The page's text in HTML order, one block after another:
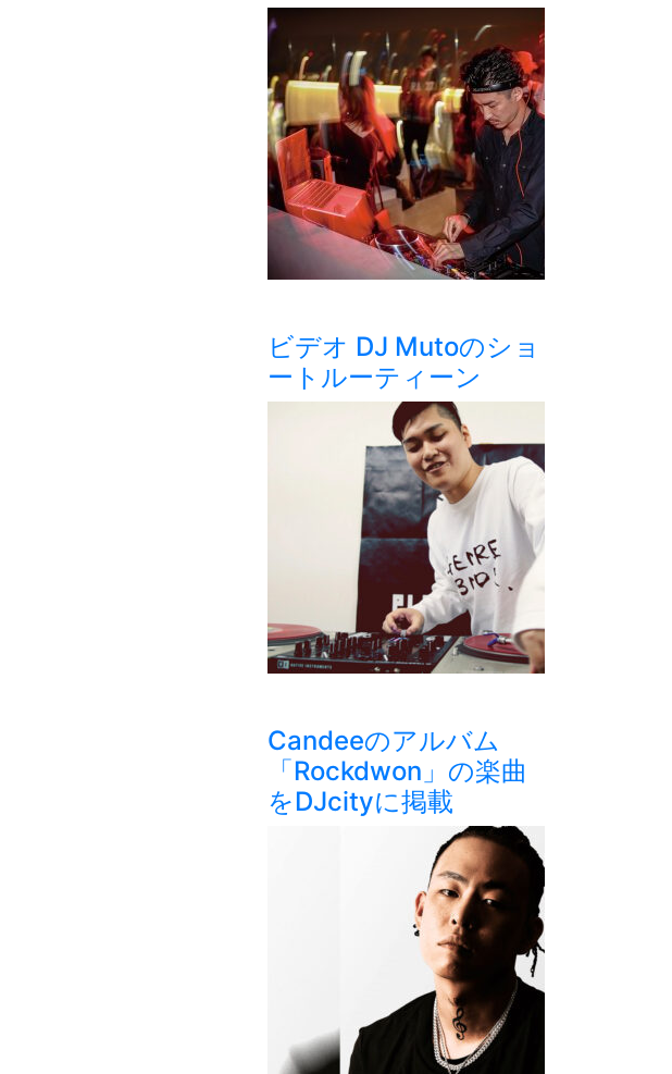
ビデオ DJ Mutoのショ
ートルーティーン
Candeeのアルバム
「Rockdwon」の楽曲
をDJcityに掲載